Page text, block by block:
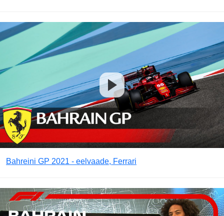
Bahreini GP 2021 - eelvaade, Ferrari